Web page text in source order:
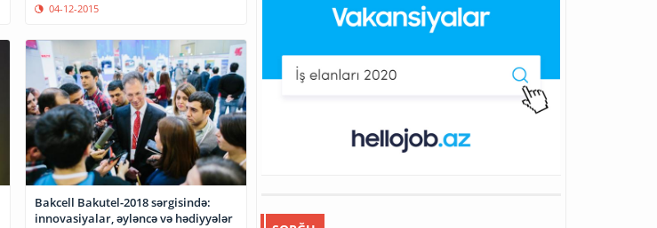
04-12-2015
Bakcell Bakutel-2018 sərgisində:
innovasiyalar, əyləncə və hədiyyələr